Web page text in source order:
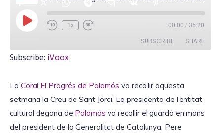
P
l
E
p
o
d
e
1x 00:00 / 35:20
SUBSCRIBE SHARE
RSS FEED
LINK
Subscribe: iVoox
La Coral El Progrés de Palamós va recollir aquesta
setmana la Creu de Sant Jordi. La presidenta de l’entitat
cultural degana de Palamós va recollir el guardó en mans
del president de la Generalitat de Catalunya, Pere